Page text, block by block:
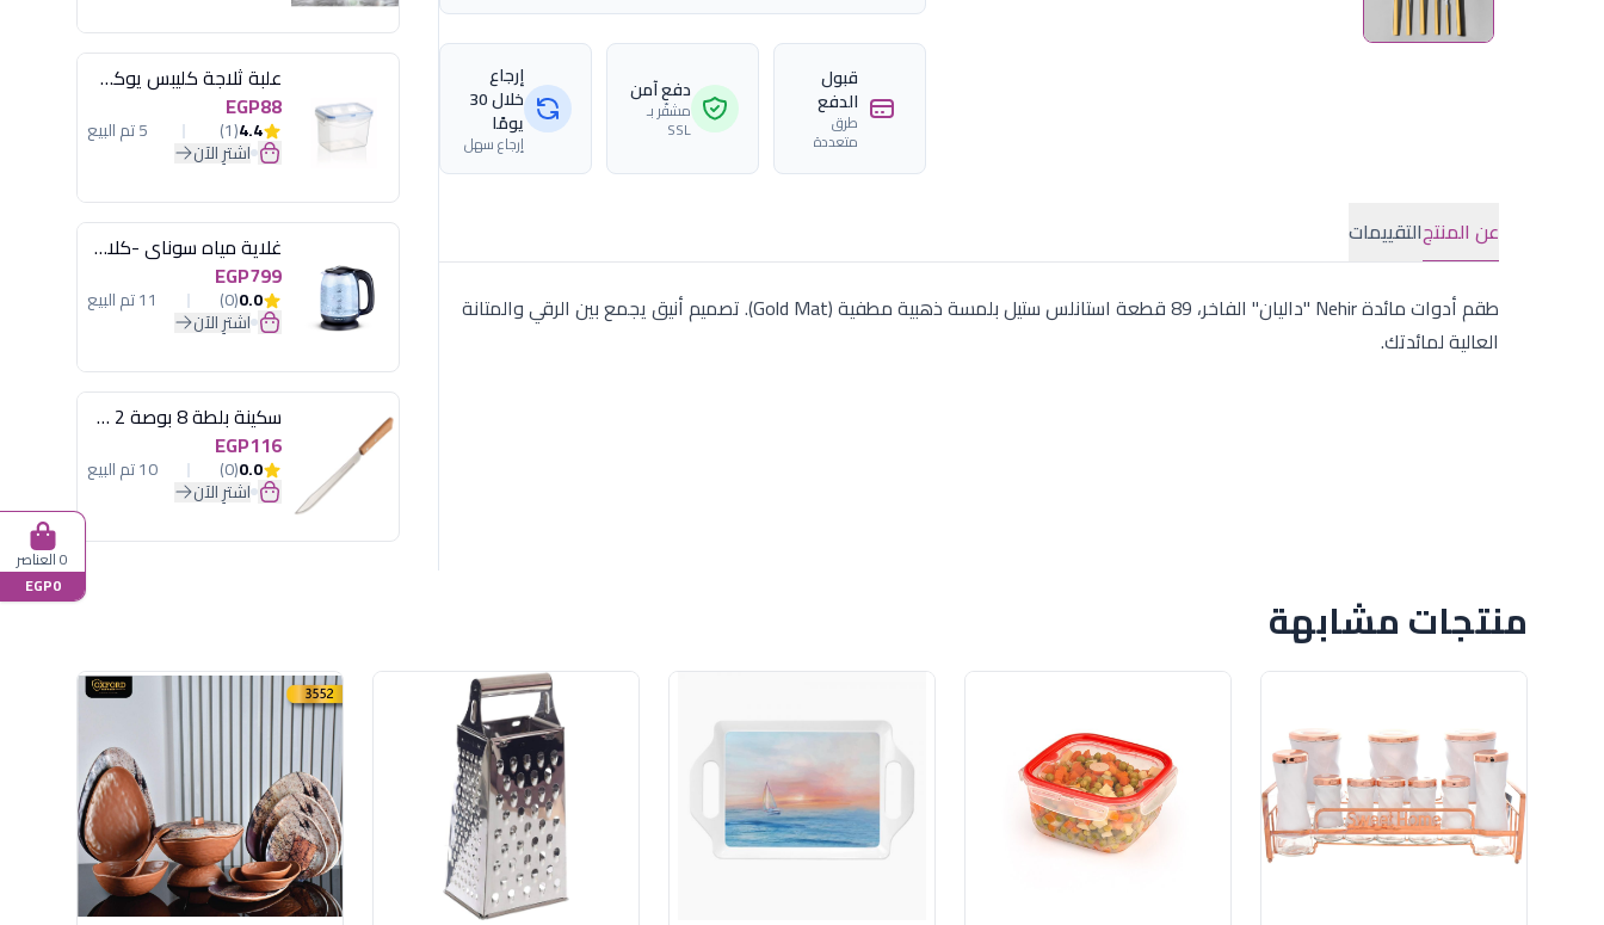
قبول
الدفع
طرق
متعددة
دفع آمن
مشفّر بـ
SSL
إرجاع
خلال 30
يومًا
إرجاع سهل
عن المنتجالتقييمات
طقم أدوات مائدة Nehir "داليان" الفاخر، 89 قطعة استانلس ستيل بلمسة ذهبية مطفية (Gold Mat). تصميم أنيق يجمع بين الرقي والمتانة
العالية لمائدتك.
علبة ثلاجة كليبس يوكسان
EGP88
4.4
(1) 5 تم البيع
اشترِ الآن
غلاية مياه سوناي -كلاسيك 2200 وات، 1.7 لتر زجاج اضائة ليد - MAR-3752
EGP799
0.0
(0) 11 تم البيع
اشترِ الآن
سكينة بلطة 8 بوصة 2 مسمار
EGP116
0.0
(0) 10 تم البيع
اشترِ الآن
منتجات مشابهة
0 العناصر
EGP0